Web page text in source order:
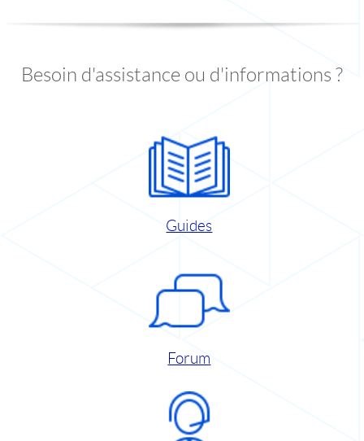
Besoin d'assistance ou d'informations ?
Guides
Forum